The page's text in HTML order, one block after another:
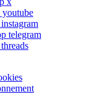
youtube
telegram